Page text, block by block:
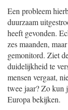
Een probleem
duurzaam
heeft gevonden.
zes maanden,
gemonitord. Ziet
duidelijkheid te
mensen vergaat,
twee jaar? Zo kun
Europa bekijken.